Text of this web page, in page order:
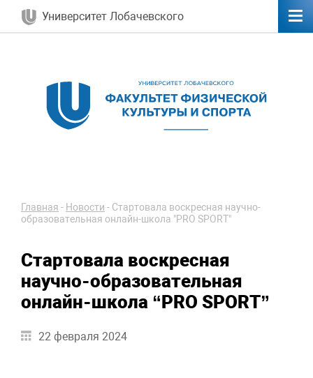
Университет Лобачевского
Главная - Новости - Стартовала воскресная научно-
образовательная онлайн-школа "PRO SPORT"
Стартовала воскресная
научно-образовательная
онлайн-школа “PRO SPORT”
22 февраля 2024